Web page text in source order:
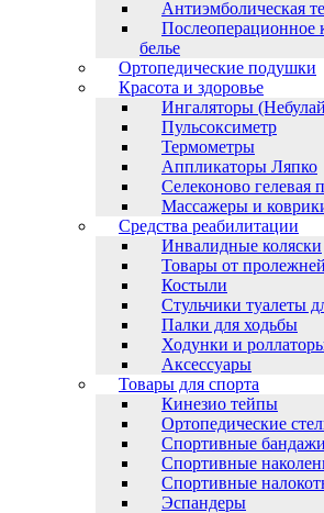
Антиэмболическая
Послеоперационное
белье
Ортопедические подушки
Красота и здоровье
Ингаляторы
Пульсоксиметр
Термометры
Аппликаторы Ляпко
Селеконово гелевая
Массажеры и
Средства реабилитации
Инвалидные коляски
Товары от пролежней
Костыли
Стульчики туалеты
Палки для ходьбы
Ходунки и
Аксессуары
Товары для спорта
Кинезио тейпы
Ортопедические
Спортивные
Спортивные
Спортивные
Эспандеры